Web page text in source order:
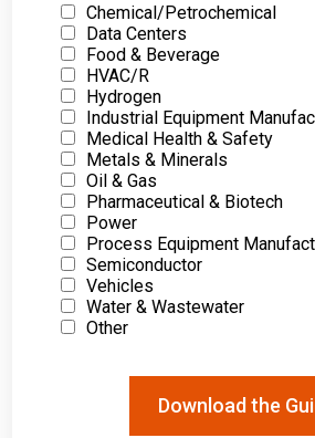
Chemical/Petrochemical
Data Centers
Food & Beverage
HVAC/R
Hydrogen
Industrial Equipment
Medical Health & Safety
Metals & Minerals
Oil & Gas
Pharmaceutical & Biotech
Power
Process Equipment
Semiconductor
Vehicles
Water & Wastewater
Other